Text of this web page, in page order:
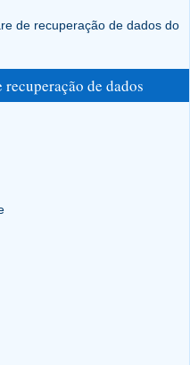
de recuperação de dados do
de dados